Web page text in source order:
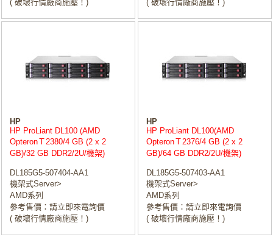
( 破壞行情廠商施壓！) ( 破壞行情廠商施壓！)
HP
HP ProLiant DL100 (AMD
OpteronＴ2380/4 GB (2 x 2
GB)/32 GB DDR2/2U/機架)
DL185G5-507404-AA1
機架式Server>
AMD系列
參考售價：請立即來電詢價
( 破壞行情廠商施壓！)
HP
HP ProLiant DL100(AMD
OpteronＴ2376/4 GB (2 x 2
GB)/64 GB DDR2/2U/機架)
DL185G5-507403-AA1
機架式Server>
AMD系列
參考售價：請立即來電詢價
( 破壞行情廠商施壓！)